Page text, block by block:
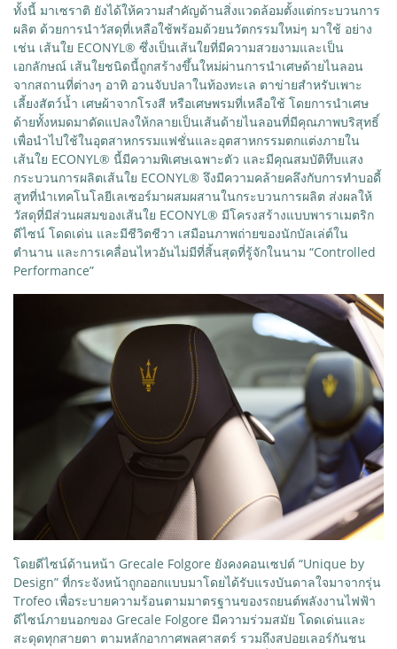
ทั้งนี้ มาเซราติ ยังได้ให้ความสำคัญด้านสิ่งแวดล้อมตั้งแต่กระบวนการ
ผลิต ด้วยการนำวัสดุที่เหลือใช้พร้อมด้วยนวัตกรรมใหม่ๆ มาใช้ อย่าง
เช่น เส้นใย ECONYL® ซึ่งเป็นเส้นใยที่มีความสวยงามและเป็น
เอกลักษณ์ เส้นใยชนิดนี้ถูกสร้างขึ้นใหม่ผ่านการนำเศษด้ายไนลอน
จากสถานที่ต่างๆ อาทิ อวนจับปลาในท้องทะเล ตาข่ายสำหรับเพาะ
เลี้ยงสัตว์น้ำ เศษผ้าจากโรงสี หรือเศษพรมที่เหลือใช้ โดยการนำเศษ
ด้ายทั้งหมดมาดัดแปลงให้กลายเป็นเส้นด้ายไนลอนที่มีคุณภาพบริสุทธิ์
เพื่อนำไปใช้ในอุตสาหกรรมแฟชั่นและอุตสาหกรรมตกแต่งภายใน
เส้นใย ECONYL® นี้มีความพิเศษเฉพาะตัว และมีคุณสมบัติทึบแสง
กระบวนการผลิตเส้นใย ECONYL® จึงมีความคล้ายคลึงกับการทำบอดี้
สูทที่นำเทคโนโลยีเลเซอร์มาผสมผสานในกระบวนการผลิต ส่งผลให้
วัสดุที่มีส่วนผสมของเส้นใย ECONYL® มีโครงสร้างแบบพาราเมตริก
ดีไซน์ โดดเด่น และมีชีวิตชีวา เสมือนภาพถ่ายของนักบัลเล่ต์ใน
ตำนาน และการเคลื่อนไหวอันไม่มีที่สิ้นสุดที่รู้จักในนาม “Controlled
Performance”
โดยดีไซน์ด้านหน้า Grecale Folgore ยังคงคอนเซปต์ “Unique by
Design” ที่กระจังหน้าถูกออกแบบมาโดยได้รับแรงบันดาลใจมาจากรุ่น
Trofeo เพื่อระบายความร้อนตามมาตรฐานของรถยนต์พลังงานไฟฟ้า
ดีไซน์ภายนอกของ Grecale Folgore มีความร่วมสมัย โดดเด่นและ
สะดุดทุกสายตา ตามหลักอากาศพลศาสตร์ รวมถึงสปอยเลอร์กันชน